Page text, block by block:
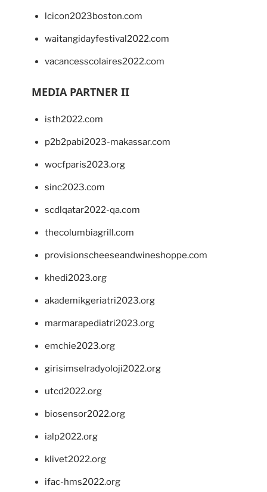
lcicon2023boston.com
waitangidayfestival2022.com
vacancesscolaires2022.com
MEDIA PARTNER II
isth2022.com
p2b2pabi2023-makassar.com
wocfparis2023.org
sinc2023.com
scdlqatar2022-qa.com
thecolumbiagrill.com
provisionscheeseandwineshoppe.com
khedi2023.org
akademikgeriatri2023.org
marmarapediatri2023.org
emchie2023.org
girisimselradyoloji2022.org
utcd2022.org
biosensor2022.org
ialp2022.org
klivet2022.org
ifac-hms2022.org